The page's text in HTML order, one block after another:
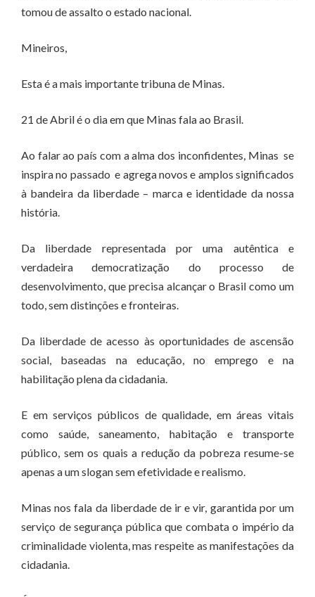
tomou de assalto o estado nacional.
Mineiros,
Esta é a mais importante tribuna de Minas.
21 de Abril é o dia em que Minas fala ao Brasil.
Ao falar ao país com a alma dos inconfidentes, Minas se
inspira no passado e agrega novos e amplos significados
à bandeira da liberdade – marca e identidade da nossa
história.
Da liberdade representada por uma autêntica e
verdadeira democratização do processo de
desenvolvimento, que precisa alcançar o Brasil como um
todo, sem distinções e fronteiras.
Da liberdade de acesso às oportunidades de ascensão
social, baseadas na educação, no emprego e na
habilitação plena da cidadania.
E em serviços públicos de qualidade, em áreas vitais
como saúde, saneamento, habitação e transporte
público, sem os quais a redução da pobreza resume-se
apenas a um slogan sem efetividade e realismo.
Minas nos fala da liberdade de ir e vir, garantida por um
serviço de segurança pública que combata o império da
criminalidade violenta, mas respeite as manifestações da
cidadania.